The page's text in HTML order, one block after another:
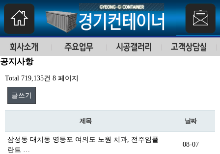
공지사항
Total 719,135건 8 페이지
글쓰기
제목 날짜
삼성동 대치동 영등포 여의도 노원 치과, 전주임플
란트 …
08-07